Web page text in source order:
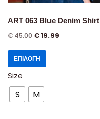
ART 063 Blue Denim Shirt
€45.00 €19.99
ΕΠΙΛΟΓΉ
Size
S M